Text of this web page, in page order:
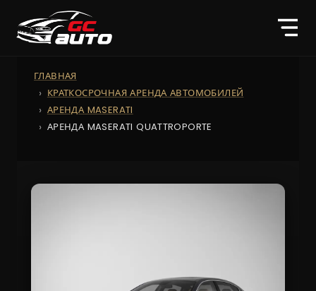
ГЛАВНАЯ
КРАТКОСРОЧНАЯ АРЕНДА АВТОМОБИЛЕЙ
АРЕНДА MASERATI
АРЕНДА MASERATI QUATTROPORTE